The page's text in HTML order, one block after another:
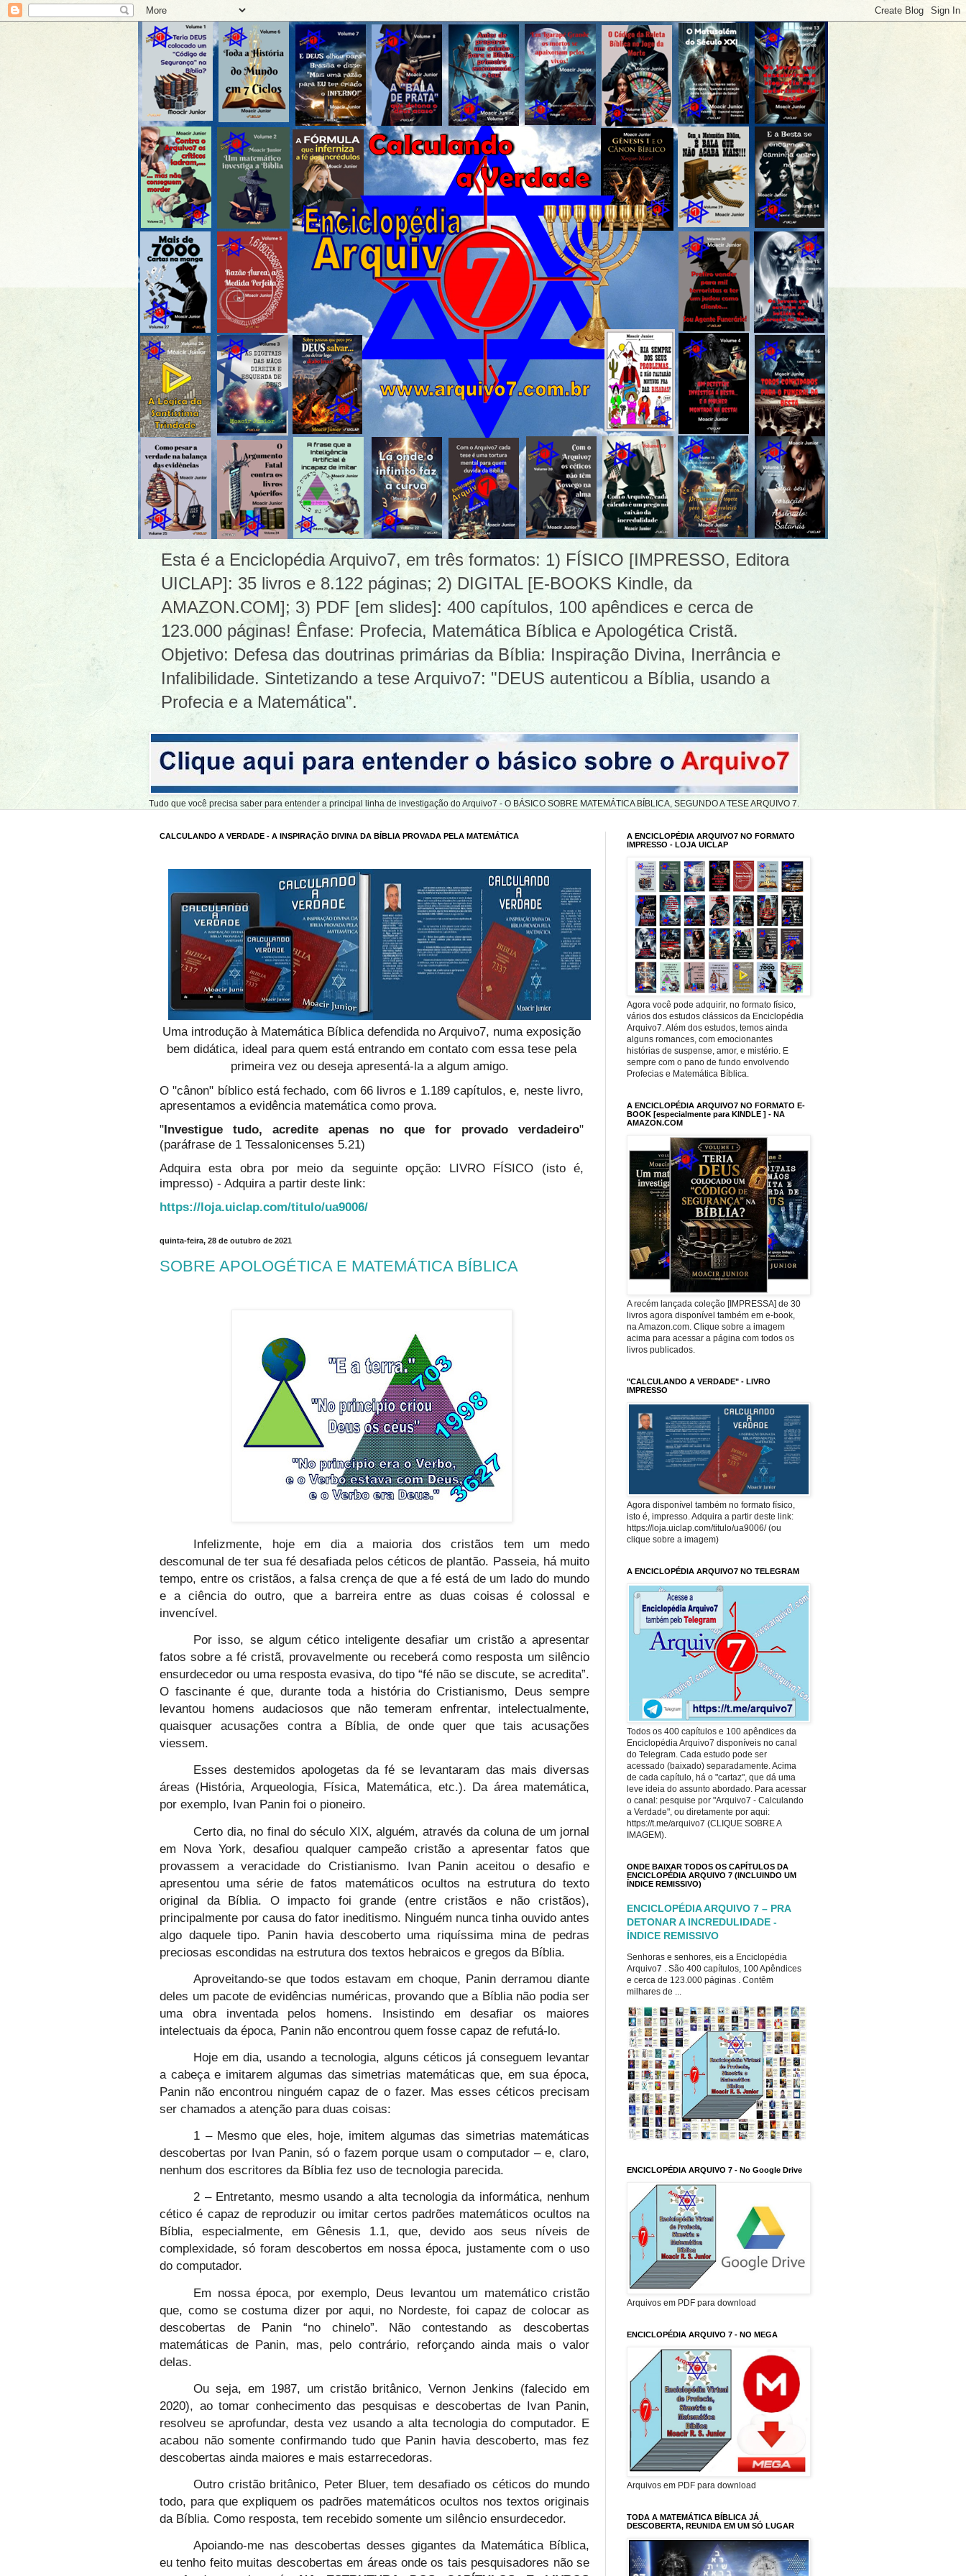
Esta é a Enciclopédia Arquivo7, em três formatos: 1) FÍSICO [IMPRESSO, Editora
UICLAP]: 35 livros e 8.122 páginas; 2) DIGITAL [E-BOOKS Kindle, da
AMAZON.COM]; 3) PDF [em slides]: 400 capítulos, 100 apêndices e cerca de
123.000 páginas! Ênfase: Profecia, Matemática Bíblica e Apologética Cristã.
Objetivo: Defesa das doutrinas primárias da Bíblia: Inspiração Divina, Inerrância e
Infalibilidade. Sintetizando a tese Arquivo7: "DEUS autenticou a Bíblia, usando a
Profecia e a Matemática".
Tudo que você precisa saber para entender a principal linha de investigação do Arquivo7 - O BÁSICO SOBRE MATEMÁTICA BÍBLICA, SEGUNDO A TESE ARQUIVO 7.
CALCULANDO A VERDADE - A INSPIRAÇÃO DIVINA DA BÍBLIA PROVADA PELA MATEMÁTICA
Uma introdução à Matemática Bíblica defendida no Arquivo7, numa exposição
bem didática, ideal para quem está entrando em contato com essa tese pela
primeira vez ou deseja apresentá-la a algum amigo.
O "cânon" bíblico está fechado, com 66 livros e 1.189 capítulos, e, neste livro,
apresentamos a evidência matemática como prova.
"Investigue tudo, acredite apenas no que for provado verdadeiro"
(paráfrase de 1 Tessalonicenses 5.21)
Adquira esta obra por meio da seguinte opção: LIVRO FÍSICO (isto é,
impresso) - Adquira a partir deste link:
https://loja.uiclap.com/titulo/ua9006/
quinta-feira, 28 de outubro de 2021
SOBRE APOLOGÉTICA E MATEMÁTICA BÍBLICA
Infelizmente, hoje em dia a maioria dos cristãos tem um medo
descomunal de ter sua fé desafiada pelos céticos de plantão. Passeia, há muito
tempo, entre os cristãos, a falsa crença de que a fé está de um lado do mundo
e a ciência do outro, que a barreira entre as duas coisas é colossal e
invencível.
Por isso, se algum cético inteligente desafiar um cristão a apresentar
fatos sobre a fé cristã, provavelmente ou receberá como resposta um silêncio
ensurdecedor ou uma resposta evasiva, do tipo “fé não se discute, se acredita”.
O fascinante é que, durante toda a história do Cristianismo, Deus sempre
levantou homens audaciosos que não temeram enfrentar, intelectualmente,
quaisquer acusações contra a Bíblia, de onde quer que tais acusações
viessem.
Esses destemidos apologetas da fé se levantaram das mais diversas
áreas (História, Arqueologia, Física, Matemática, etc.). Da área matemática,
por exemplo, Ivan Panin foi o pioneiro.
Certo dia, no final do século XIX, alguém, através da coluna de um jornal
em Nova York, desafiou qualquer campeão cristão a apresentar fatos que
provassem a veracidade do Cristianismo. Ivan Panin aceitou o desafio e
apresentou uma série de fatos matemáticos ocultos na estrutura do texto
original da Bíblia. O impacto foi grande (entre cristãos e não cristãos),
principalmente por causa do fator ineditismo. Ninguém nunca tinha ouvido antes
algo daquele tipo. Panin havia descoberto uma riquíssima mina de pedras
preciosas escondidas na estrutura dos textos hebraicos e gregos da Bíblia.
Aproveitando-se que todos estavam em choque, Panin derramou diante
deles um pacote de evidências numéricas, provando que a Bíblia não podia ser
uma obra inventada pelos homens. Insistindo em desafiar os maiores
intelectuais da época, Panin não encontrou quem fosse capaz de refutá-lo.
Hoje em dia, usando a tecnologia, alguns céticos já conseguem levantar
a cabeça e imitarem algumas das simetrias matemáticas que, em sua época,
Panin não encontrou ninguém capaz de o fazer. Mas esses céticos precisam
ser chamados a atenção para duas coisas:
1 – Mesmo que eles, hoje, imitem algumas das simetrias matemáticas
descobertas por Ivan Panin, só o fazem porque usam o computador – e, claro,
nenhum dos escritores da Bíblia fez uso de tecnologia parecida.
2 – Entretanto, mesmo usando a alta tecnologia da informática, nenhum
cético é capaz de reproduzir ou imitar certos padrões matemáticos ocultos na
Bíblia, especialmente, em Gênesis 1.1, que, devido aos seus níveis de
complexidade, só foram descobertos em nossa época, justamente com o uso
do computador.
Em nossa época, por exemplo, Deus levantou um matemático cristão
que, como se costuma dizer por aqui, no Nordeste, foi capaz de colocar as
descobertas de Panin “no chinelo”. Não contestando as descobertas
matemáticas de Panin, mas, pelo contrário, reforçando ainda mais o valor
delas.
Ou seja, em 1987, um cristão britânico, Vernon Jenkins (falecido em
2020), ao tomar conhecimento das pesquisas e descobertas de Ivan Panin,
resolveu se aprofundar, desta vez usando a alta tecnologia do computador. E
acabou não somente confirmando tudo que Panin havia descoberto, mas fez
descobertas ainda maiores e mais estarrecedoras.
Outro cristão britânico, Peter Bluer, tem desafiado os céticos do mundo
todo, para que expliquem os padrões matemáticos ocultos nos textos originais
da Bíblia. Como resposta, tem recebido somente um silêncio ensurdecedor.
Apoiando-me nas descobertas desses gigantes da Matemática Bíblica,
eu tenho feito muitas descobertas em áreas onde os tais pesquisadores não se
A ENCICLOPÉDIA ARQUIVO7 NO FORMATO
IMPRESSO - LOJA UICLAP
Agora você pode adquirir, no formato físico,
vários dos estudos clássicos da Enciclopédia
Arquivo7. Além dos estudos, temos ainda
alguns romances, com emocionantes
histórias de suspense, amor, e mistério. E
sempre com o pano de fundo envolvendo
Profecias e Matemática Bíblica.
A ENCICLOPÉDIA ARQUIVO7 NO FORMATO E-
BOOK [especialmente para KINDLE ] - NA
AMAZON.COM
A recém lançada coleção [IMPRESSA] de 30
livros agora disponível também em e-book,
na Amazon.com. Clique sobre a imagem
acima para acessar a página com todos os
livros publicados.
"CALCULANDO A VERDADE" - LIVRO
IMPRESSO
Agora disponível também no formato físico,
isto é, impresso. Adquira a partir deste link:
https://loja.uiclap.com/titulo/ua9006/ (ou
clique sobre a imagem)
A ENCICLOPÉDIA ARQUIVO7 NO TELEGRAM
Todos os 400 capítulos e 100 apêndices da
Enciclopédia Arquivo7 disponíveis no canal
do Telegram. Cada estudo pode ser
acessado (baixado) separadamente. Acima
de cada capítulo, há o "cartaz", que dá uma
leve ideia do assunto abordado. Para acessar
o canal: pesquise por "Arquivo7 - Calculando
a Verdade", ou diretamente por aqui:
https://t.me/arquivo7 (CLIQUE SOBRE A
IMAGEM).
ONDE BAIXAR TODOS OS CAPÍTULOS DA
ENCICLOPÉDIA ARQUIVO 7 (INCLUINDO UM
ÍNDICE REMISSIVO)
ENCICLOPÉDIA ARQUIVO 7 – PRA
DETONAR A INCREDULIDADE -
ÍNDICE REMISSIVO
Senhoras e senhores, eis a Enciclopédia
Arquivo7 . São 400 capítulos, 100 Apêndices
e cerca de 123.000 páginas . Contêm
milhares de ...
ENCICLOPÉDIA ARQUIVO 7 - No Google Drive
Arquivos em PDF para download
ENCICLOPÉDIA ARQUIVO 7 - NO MEGA
Arquivos em PDF para download
TODA A MATEMÁTICA BÍBLICA JÁ
DESCOBERTA, REUNIDA EM UM SÓ LUGAR